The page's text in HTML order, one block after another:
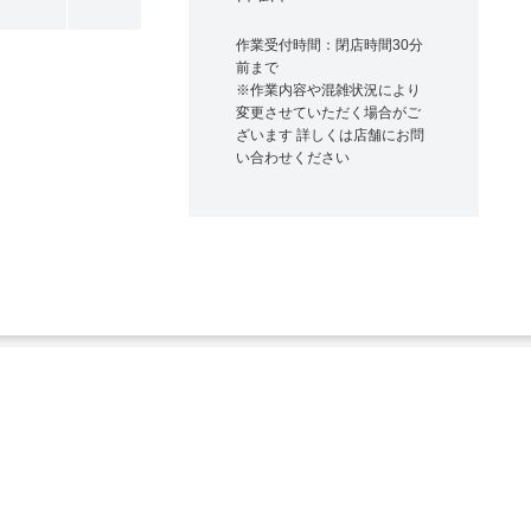
作業受付時間：閉店時間30分
前まで
※作業内容や混雑状況により
変更させていただく場合がご
ざいます 詳しくは店舗にお問
い合わせください